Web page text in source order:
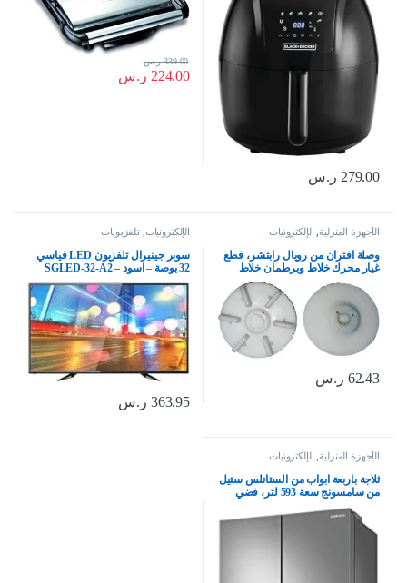
279.00 ر.س
224.00 ر.س
339.00 ر.س
الأجهزة المنزلية, الإلكترونيات
وصلة اقتران من رويال رابتشر، قطع
غيار محرك خلاط وبرطمان خلاط
للخلاط الهندي المطحنة والعصارة
(مقرنة 5)
62.43 ر.س
الإلكترونيات ,تلفزيونات
سوبر جينيرال تلفزيون LED قياسي
32 بوصة – اسود – SGLED-32-A2
363.95 ر.س
الأجهزة المنزلية, الإلكترونيات
ثلاجة باربعة ابواب من الستانلس ستيل
من سامسونج سعة 593 لتر، فضي